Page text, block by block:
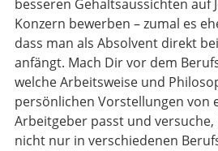
besseren Gehaltsaussichten auf
Konzern bewerben – zumal es
dass man als Absolvent direkt
anfängt. Mach Dir vor dem
welche Arbeitsweise und
persönlichen Vorstellungen von
Arbeitgeber passt und
nicht nur in verschiedenen